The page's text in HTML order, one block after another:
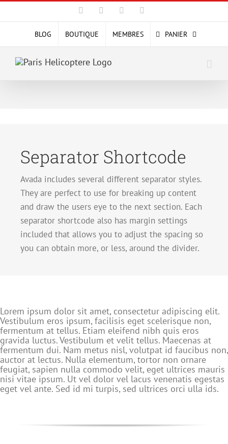
Passer
contenu
Facebook YouTube
BLOG BOUTIQUE MEMBRES PANIER
Separator Shortcode
Avada includes several different separator styles.
They are perfect to use for breaking up content
and draw the users eye to the next section. Each
separator shortcode also has margin settings
included that allows you to adjust the spacing so
you can obtain more, or less, around the divider.
Lorem ipsum dolor sit amet, consectetur adipiscing elit.
Vestibulum eros ipsum, facilisis eget scelerisque non,
fermentum at tellus. Etiam eleifend nibh quis eros
gravida luctus. Vestibulum et velit tellus. Maecenas at
fermentum dui. Nam metus nisl, volutpat id faucibus non,
auctor at lectus. Nulla elementum, tortor non ornare
feugiat, sapien nulla commodo velit, eget ultrices mauris
nisi vitae ipsum. Ut vel dolor vel lacus venenatis egestas
eget vel ante. Sed id mi turpis, sed ultrices orci ulla ids.